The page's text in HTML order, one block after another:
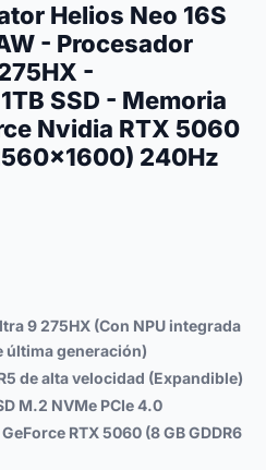
Helios Neo 16S
- Procesador
-
SSD - Memoria
Nvidia RTX 5060
240Hz
9 275HX (Con NPU integrada
última generación)
de alta velocidad (Expandible)
M.2 NVMe PCIe 4.0
RTX 5060 (8 GB GDDR6